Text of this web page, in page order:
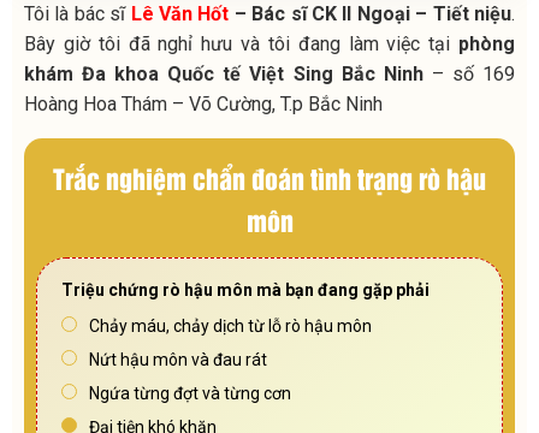
Tôi là bác sĩ Lê Văn Hốt – Bác sĩ CK II Ngoại – Tiết niệu.
Bây giờ tôi đã nghỉ hưu và tôi đang làm việc tại phòng
khám Đa khoa Quốc tế Việt Sing Bắc Ninh– số 169
Hoàng Hoa Thám – Võ Cường, T.p Bắc Ninh
Trắc nghiệm chẩn đoán tình trạng rò hậu
môn
Triệu chứng rò hậu môn mà bạn đang gặp phải
Chảy máu, chảy dịch từ lỗ rò hậu môn
Nứt hậu môn và đau rát
Ngứa từng đợt và từng cơn
Đại tiện khó khăn